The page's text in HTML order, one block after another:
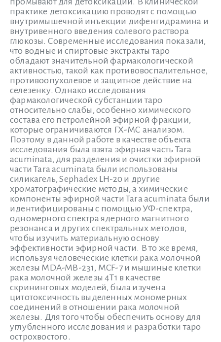
практике детоксикацию проводят с помощью
внутримышечной инъекции дифенгидрамина и
внутривенного введения солевого раствора
глюкозы. Современные исследования показали,
что водные и спиртовые экстракты таро
обладают значительной фармакологической
активностью, такой как противовоспалительное,
противоопухолевое и защитное действие на
селезенку. Однако исследования
фармакологической субстанции таро
относительно слабы, особенно химического
состава его петролейной эфирной фракции,
которые ограничиваются ГХ-МС анализом.
Поэтому в данной работе в качестве объекта
исследования была взята эфирная часть Tara
acuminata, для разделения и очистки эфирной
части Tara acuminata были использованы
силикагель, Sephadex LH-20 и другие
хроматографические методы, а химические
компоненты эфирной части Tara acuminata были
идентифицированы с помощью УФ-спектра,
одномерного спектра ядерного магнитного
резонанса и других спектральных методов,
чтобы изучить материальную основу
эффективности эфирной части. В то же время,
используя человеческие клетки рака молочной
железы MDA-MB-231, MCF-7 и мышиные клетки
рака молочной железы 4T1 в качестве
скрининговых моделей, была изучена
цитотоксичность выделенных мономерных
соединений в отношении рака молочной
железы. Для того чтобы обеспечить основу для
углубленного исследования и разработки таро
острохвостого.